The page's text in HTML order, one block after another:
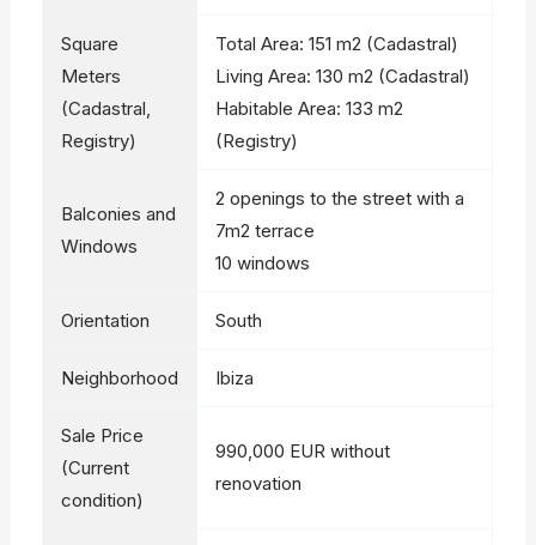
Square
Meters
(Cadastral,
Registry)
Total Area: 151 m2 (Cadastral)
Living Area: 130 m2 (Cadastral)
Habitable Area: 133 m2
(Registry)
Balconies and
Windows
2 openings to the street with a
7m2 terrace
10 windows
Orientation South
Neighborhood Ibiza
Sale Price
(Current
condition)
990,000 EUR without
renovation